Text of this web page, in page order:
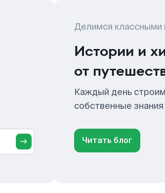
Делимся классными
Истории и
от
Каждый день
собственные
Читать блог